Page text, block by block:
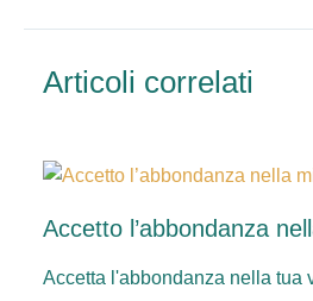
Articoli correlati
Accetto l’abbondanza
Accetta l'abbondanza nella tua